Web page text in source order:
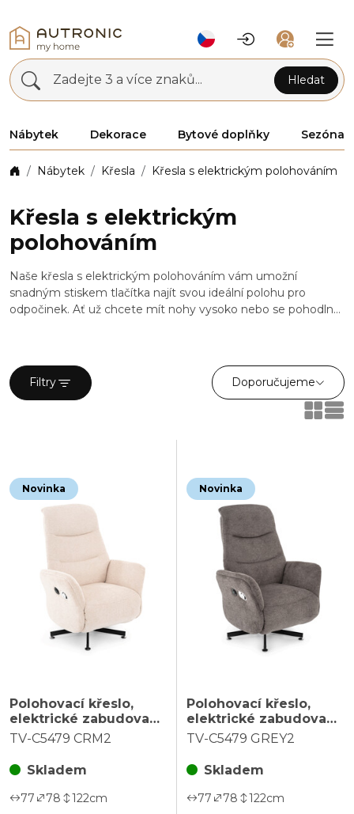
Zadejte 3 a více znaků... Hledat
Nábytek Dekorace Bytové doplňky Sezóna
Nábytek Křesla Křesla s elektrickým polohováním
Křesla s elektrickým
polohováním
Naše křesla s elektrickým polohováním vám umožní
snadným stiskem tlačítka najít svou ideální polohu pro
odpočinek. Ať už chcete mít nohy vysoko nebo se pohodlně
ovladač nebo šálek kávy, v blízkosti křesla pro nerušený relax.
Filtry Doporučujeme
Novinka
Polohovací křeslo,
elektrické zabudované
ovládání, krémová,
TV-C5479 CRM2
Skladem
77 78 122cm
Novinka
Polohovací křeslo,
elektrické zabudované
ovládání, šedá, látka,
TV-C5479 GREY2
Skladem
77 78 122cm